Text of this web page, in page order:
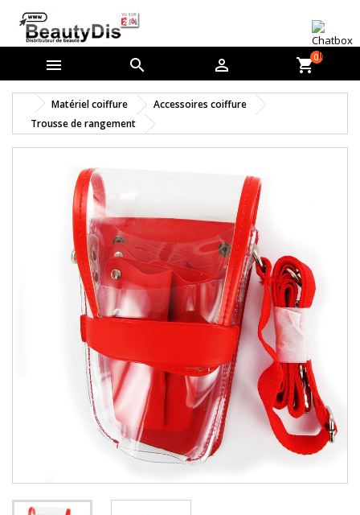
   shopping_cart0
Matériel coiffure
Accessoires coiffure
Trousse de rangement